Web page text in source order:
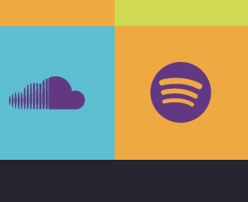
Facebook